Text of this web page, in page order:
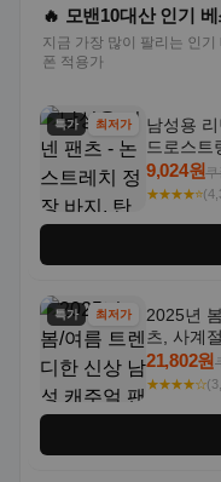
🔥 모밴10대산 인기
지금 가장 많이 팔리는 인
폰 적용가
특가 최저가
남성용
드로스트
트라우저
상
9,024원쿠
★★★★⭐
특가 최저가
2025년
츠, 사계
국 스타일
목 바지
21,802원
★★★★☆